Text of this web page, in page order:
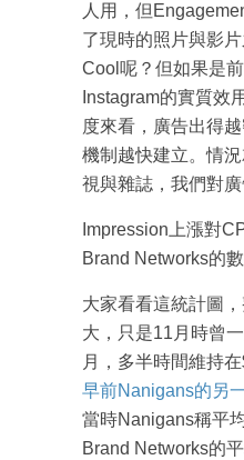
人用，但
了現時的照片與影
Cool呢？但如果是
Instagram的實質效
度來看，廣告出得
機制越快建立。情
視與雜誌，我們對廣
Impression上漲對
Brand Networks的
大家看看這統計圖
大，只是11月時曾
月，多半時間維持
早前Nanigans的另
當時Nanigans稱平
Brand Networks的